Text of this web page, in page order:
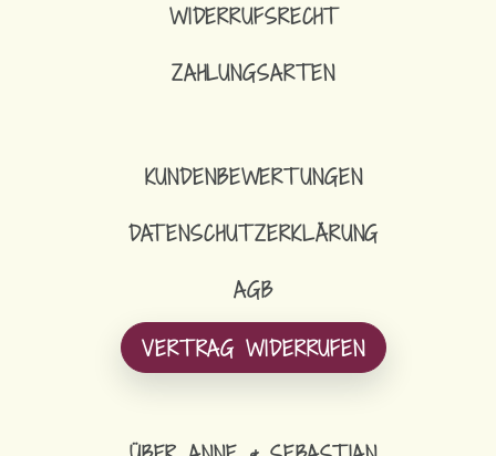
WIDERRUFSRECHT
ZAHLUNGSARTEN
KUNDENBEWERTUNGEN
DATENSCHUTZERKLÄRUNG
AGB
VERTRAG WIDERRUFEN